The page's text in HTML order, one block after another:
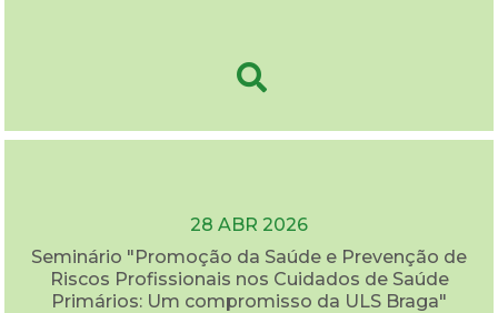
28 ABR 2026
Seminário "Promoção da Saúde e Prevenção de
Riscos Profissionais nos Cuidados de Saúde
Primários: Um compromisso da ULS Braga"